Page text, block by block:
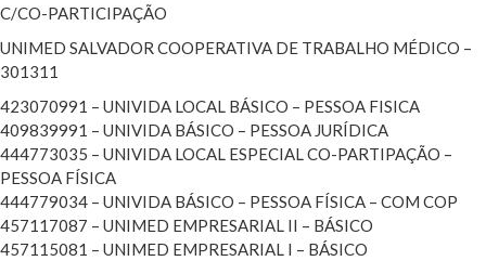
C/CO-PARTICIPAÇÃO
UNIMED SALVADOR COOPERATIVA DE TRABALHO MÉDICO –
301311
423070991 – UNIVIDA LOCAL BÁSICO – PESSOA FISICA
409839991 – UNIVIDA BÁSICO – PESSOA JURÍDICA
444773035 – UNIVIDA LOCAL ESPECIAL CO-PARTIPAÇÃO –
PESSOA FÍSICA
444779034 – UNIVIDA BÁSICO – PESSOA FÍSICA – COM COP
457117087 – UNIMED EMPRESARIAL II – BÁSICO
457115081 – UNIMED EMPRESARIAL I – BÁSICO